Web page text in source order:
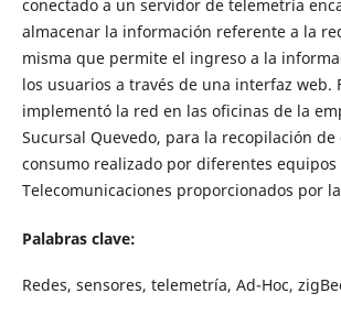
conectado a un servidor de telemetría
almacenar la información referente a la
misma que permite el ingreso a la
los usuarios a través de una interfaz web.
implementó la red en las oficinas de la
Sucursal Quevedo, para la recopilación
consumo realizado por diferentes equipos
Telecomunicaciones proporcionados por
Palabras clave:
Redes, sensores, telemetría, Ad-Hoc,